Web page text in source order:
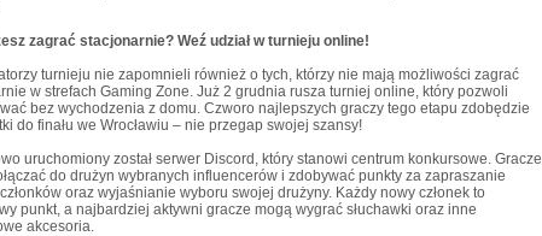
zagrać stacjonarnie? Weź udział w turnieju online!
turnieju nie zapomnieli również o tych, którzy nie mają możliwości zagrać
w strefach Gaming Zone. Już 2 grudnia rusza turniej online, który pozwoli
bez wychodzenia z domu. Czworo najlepszych graczy tego etapu zdobędzie
do finału we Wrocławiu – nie przegap swojej szansy!
uruchomiony został serwer Discord, który stanowi centrum konkursowe. Gracze
do drużyn wybranych influencerów i zdobywać punkty za zapraszanie
oraz wyjaśnianie wyboru swojej drużyny. Każdy nowy członek to
punkt, a najbardziej aktywni gracze mogą wygrać słuchawki oraz inne
akcesoria.